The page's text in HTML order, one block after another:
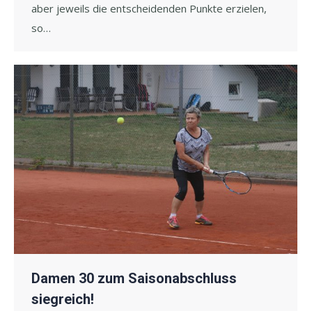
aber jeweils die entscheidenden Punkte erzielen,
so…
Damen 30 zum Saisonabschluss
siegreich!